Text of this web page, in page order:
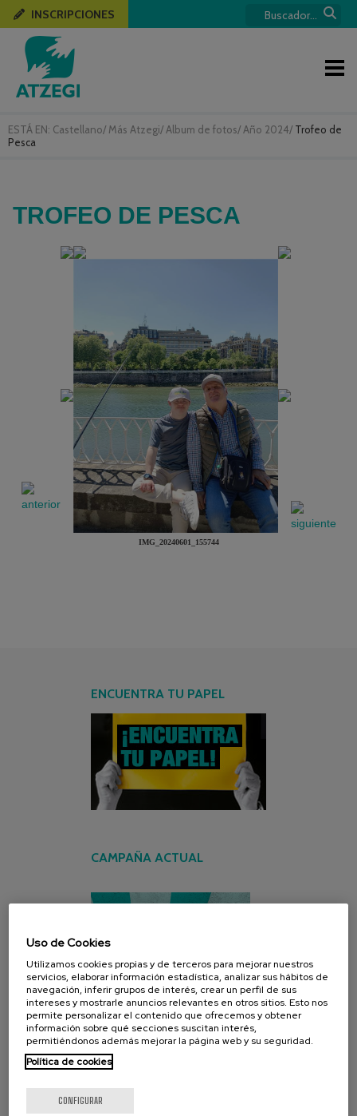
ESTÁ EN: Castellano/ Más Atzegi/ Album de fotos/ Año 2024/ Trofeo de
Pesca
INSCRIPCIONES
TROFEO DE PESCA
IMG_20240601_155744
ENCUENTRA TU PAPEL
CAMPAÑA ACTUAL
Uso de Cookies
Utilizamos cookies propias y de terceros para mejorar nuestros
servicios, elaborar información estadística, analizar sus hábitos de
navegación, inferir grupos de interés, crear un perfil de sus
intereses y mostrarle anuncios relevantes en otros sitios. Esto nos
permite personalizar el contenido que ofrecemos y obtener
información sobre qué secciones suscitan interés,
permitiéndonos además mejorar la página web y su seguridad.
Política de cookies
CONFIGURAR